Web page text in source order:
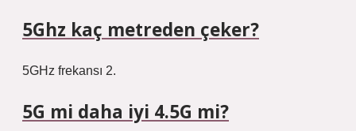
5Ghz kaç metreden çeker?
5GHz frekansı 2.
5G mi daha iyi 4.5G mi?